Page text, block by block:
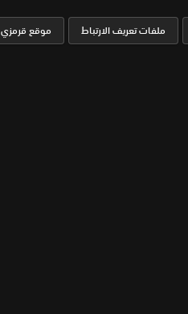
ملفات تعريف الارتباط موقع قرمزي